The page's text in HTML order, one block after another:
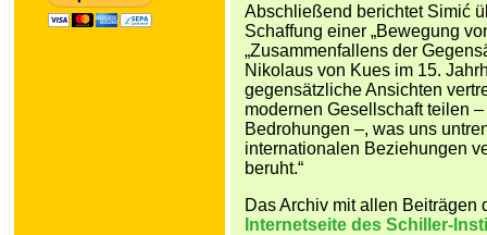
Abschließend berichtet Simić
Schaffung einer „Bewegung
„Zusammenfallens der
Nikolaus von Kues im 15.
gegensätzliche Ansichten
modernen Gesellschaft teilen
Bedrohungen –, was uns
internationalen Beziehungen
beruht.“
Das Archiv mit allen Beiträgen
Internetseite des Schiller-